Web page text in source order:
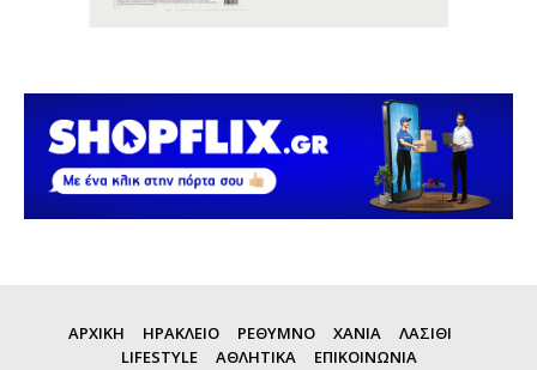
ΑΡΧΙΚΗ ΗΡΑΚΛΕΙΟ ΡΕΘΥΜΝΟ ΧΑΝΙΑ
ΛΑΣΙΘΙ
LIFESTYLE
ΑΘΛΗΤΙΚΑ ΕΠΙΚΟΙΝΩΝΙΑ